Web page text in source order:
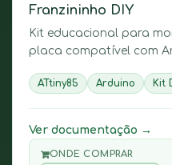
Franzininho DIY
Kit educacional para
placa compatível com
ATtiny85 Arduino Kit
Ver documentação →
ONDE COMPRAR